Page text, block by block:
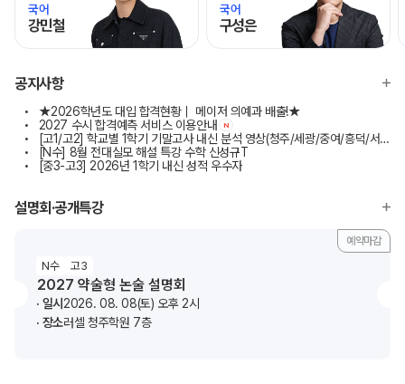
국어
강민철
국어
구성은
공지사항
★2026학년도 대입 합격현황｜ 메이저 의예과 배출!★
2027 수시 합격예측 서비스 이용안내
N
[고1/고2] 학교별 1학기 기말고사 내신 분석 영상(청주/세광/중여/흥덕/서원/교원대부고)
[N수] 8월 전대실모 해설 특강 수학 신성규T
[중3-고3] 2026년 1학기 내신 성적 우수자
설명회·공개특강
N수 고3
2027 약술형 논술 설명회
일시2026. 08. 08(토) 오후 2시
장소러셀 청주학원 7층
예약마감